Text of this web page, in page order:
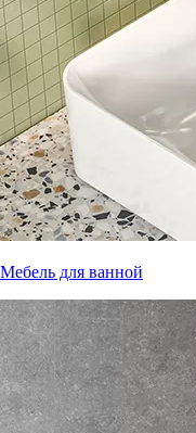
Мебель для ванной